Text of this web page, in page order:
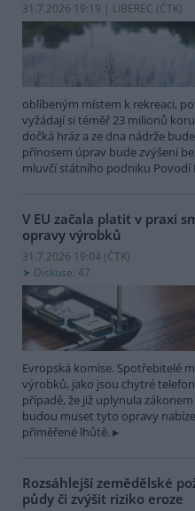
31.7.2026 19:19 | LIBEREC (ČTK)
oblíbeným místem k rekreaci,
vyžádají si téměř 23 milionů
dočká hráz a ze dna nádrže
přínosem úprav bude zvýšení
mluvčí státního podniku Povodí
V EU začala platit v praxi
opravy výrobků
31.7.2026 19:04 (ČTK)
Diskuse: 47
Evropská komise. Spotřebitelé
výrobků, jako jsou chytré
případě, že již uplynula
budou muset tyto opravy
přiměřené lhůtě.
Rozsáhlejší zemědělské
půdy či zvýšit riziko eroze